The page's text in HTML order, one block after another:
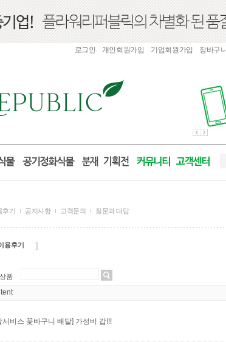
로그인 개인회원가입 기업회원가입 장바구니
후기 공지사항 고객문의 질문과 대답
용후기 ]
상품
비스 꽃바구니 배달] 가성비 갑!!!